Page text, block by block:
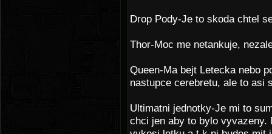
Drop Pody-Je to skoda chtel
Thor-Moc me netankuje,
Queen-Ma bejt Letecka nebo
nastupce cerebretu, ale to asi
Ultimatni jednotky-Je mi to
chci jen aby to bylo vyvazeny.